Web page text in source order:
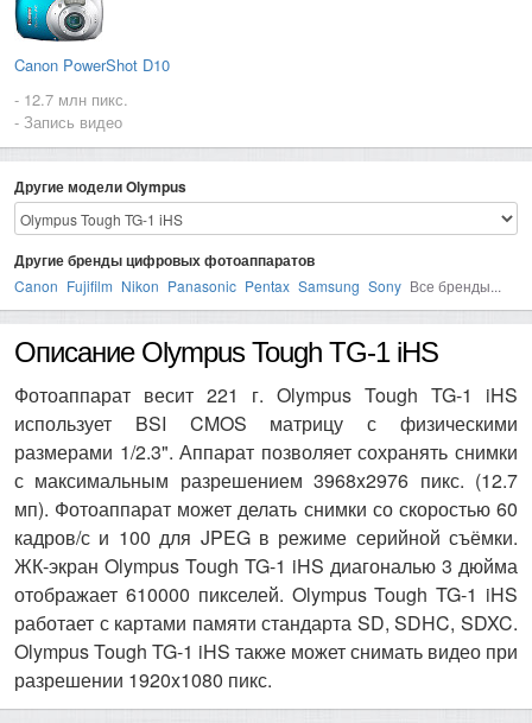
Canon PowerShot D10
- 12.7 млн пикс.
- Запись видео
Другие модели Olympus
Другие бренды цифровых фотоаппаратов
Canon Fujifilm Nikon Panasonic Pentax Samsung Sony Все бренды...
Описание Olympus Tough TG-1 iHS
Фотоаппарат весит 221 г. Olympus Tough TG-1 iHS
использует BSI CMOS матрицу с физическими
размерами 1/2.3". Аппарат позволяет сохранять снимки
с максимальным разрешением 3968x2976 пикс. (12.7
мп). Фотоаппарат может делать снимки со скоростью 60
кадров/с и 100 для JPEG в режиме серийной съёмки.
ЖК-экран Olympus Tough TG-1 iHS диагональю 3 дюйма
отображает 610000 пикселей. Olympus Tough TG-1 iHS
работает с картами памяти стандарта SD, SDHC, SDXC.
Olympus Tough TG-1 iHS также может снимать видео при
разрешении 1920x1080 пикс.